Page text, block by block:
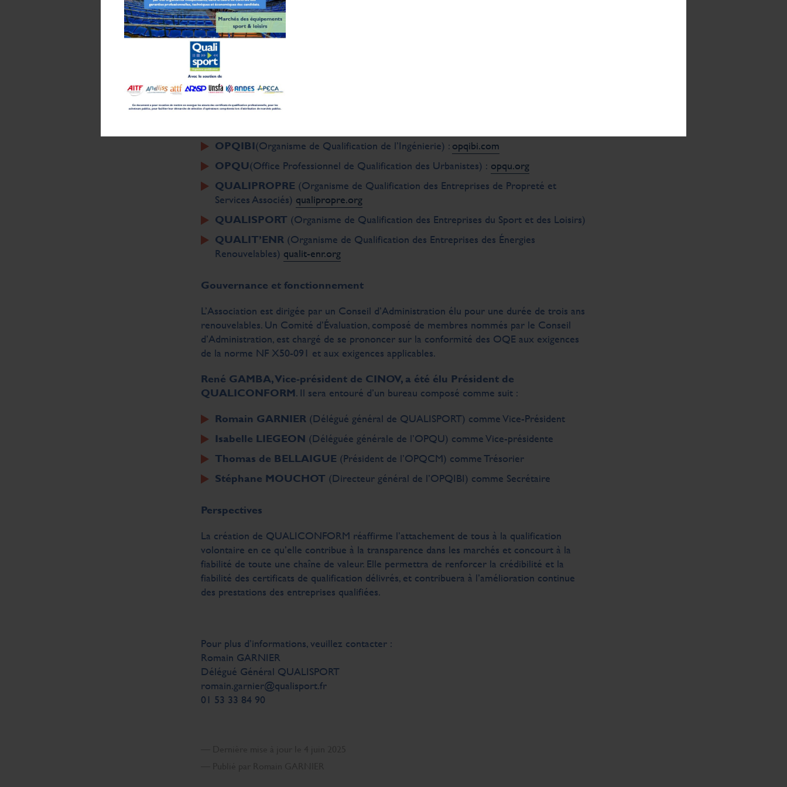
Membres Fondateurs
Les membres fondateurs de QUALICONFORM sont :
CINOV
Numérique) :cinov.fr
OPQCM(Organisme Professionnel de qualification des entreprises de prestations de
OPQIBI(Organisme de Qualification de l’Ingénierie) :opqibi.com
OPQU(Office Professionnel de Qualification des Urbanistes) : opqu.org
QUALIPROPRE (Organisme de Qualification des Entreprises de Propreté et
Services Associés) qualipropre.org
QUALISPORT (Organisme de Qualification des Entreprises du Sport et des Loisirs)
QUALIT’ENR (Organisme de Qualification des Entreprises des Énergies
Renouvelables) qualit-enr.org
Gouvernance et fonctionnement
L’Association est dirigée par un Conseil d’Administration élu pour une durée de trois ans
renouvelables. Un Comité d’Évaluation, composé de membres nommés par le Conseil
d’Administration, est chargé de se prononcer sur la conformité des OQE aux exigences
de la norme NF X50-091 et aux exigences applicables.
René GAMBA, Vice-président de CINOV, a été élu Président de
QUALICONFORM. Il sera entouré d’un bureau composé comme suit :
Romain GARNIER (Délégué général de QUALISPORT) comme Vice-Président
Isabelle LIEGEON (Déléguée générale de l’OPQU) comme Vice-présidente
Thomas de BELLAIGUE (Président de l’OPQCM) comme Trésorier
Stéphane MOUCHOT (Directeur général de l’OPQIBI) comme Secrétaire
Perspectives
La création de QUALICONFORM réaffirme l’attachement de tous à la qualification
volontaire en ce qu’elle contribue à la transparence dans les marchés et concourt à la
fiabilité de toute une chaîne de valeur. Elle permettra de renforcer la crédibilité et la
fiabilité des certificats de qualification délivrés, et contribuera à l’amélioration continue
des prestations des entreprises qualifiées.
Pour plus d’informations, veuillez contacter :
Romain GARNIER
Délégué Général QUALISPORT
romain.garnier@qualisport.fr
01 53 33 84 90